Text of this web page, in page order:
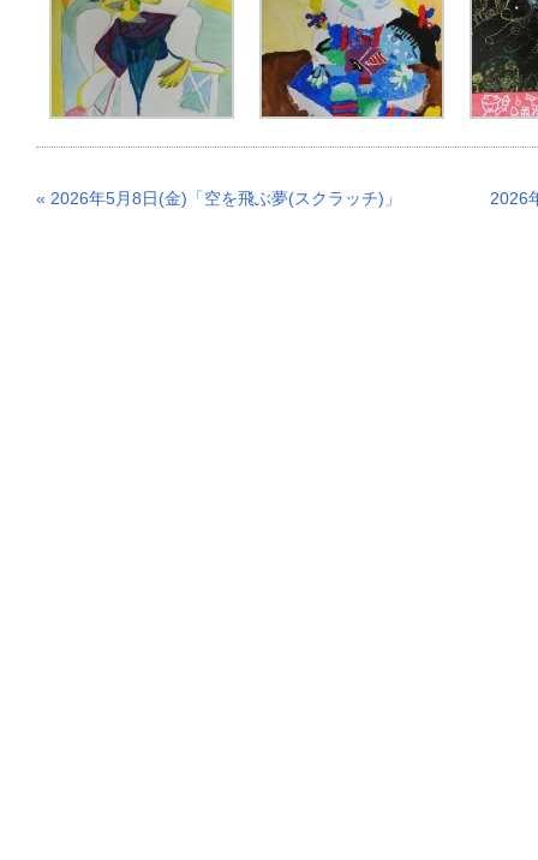
« 2026年5月8日(金)「空を飛ぶ夢(スクラッチ)」 2026